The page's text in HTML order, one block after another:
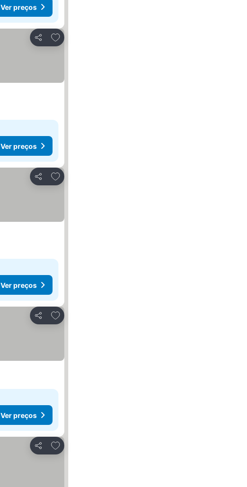
Ver preços
Partilhar
Adicionar aos favoritos
Ver preços
Partilhar
Adicionar aos favoritos
Ver preços
Partilhar
Adicionar aos favoritos
Ver preços
Partilhar
Adicionar aos favoritos